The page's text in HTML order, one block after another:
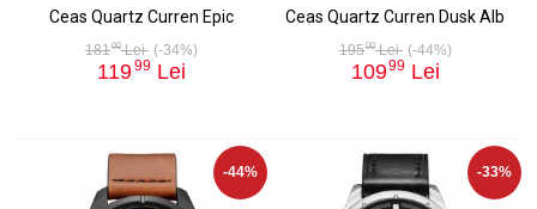
Ceas Quartz Curren Epic
18100Lei (-34%)
11999Lei
Ceas Quartz Curren Dusk Alb
19500Lei (-44%)
10999 Lei
-44% -33%